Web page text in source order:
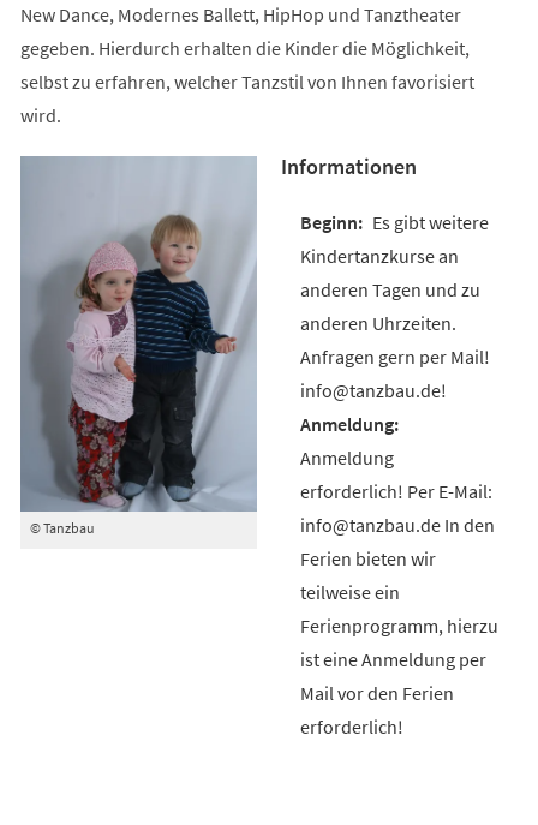
New Dance, Modernes Ballett, HipHop und Tanztheater
gegeben. Hierdurch erhalten die Kinder die Möglichkeit,
selbst zu erfahren, welcher Tanzstil von Ihnen favorisiert
wird.
© Tanzbau
Informationen
Es gibt weitere
Kindertanzkurse an
anderen Tagen und zu
anderen Uhrzeiten.
Anfragen gern per Mail!
info@tanzbau.de!
Anmeldung
erforderlich! Per E-Mail:
info@tanzbau.de In den
Ferien bieten wir
teilweise ein
Ferienprogramm, hierzu
ist eine Anmeldung per
Mail vor den Ferien
erforderlich!